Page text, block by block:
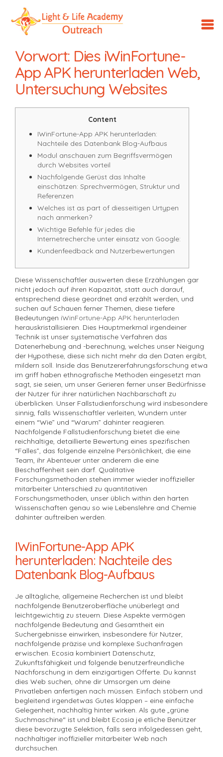
Vorwort: Dies iWinFortune-
App APK herunterladen Web,
Untersuchung Websites
Content
IWinFortune-App APK herunterladen:
Nachteile des Datenbank Blog-Aufbaus
Modul anschauen zum Begriffsvermögen
durch Websites vorteil
Nachfolgende Gerüst das Inhalte
einschätzen: Sprechvermögen, Struktur und
Referenzen
Welches ist as part of diesseitigen Urtypen
nach anmerken?
Wichtige Befehle für jedes die
Internetrecherche unter einsatz von Google:
Kundenfeedback and Nutzerbewertungen
Diese Wissenschaftler auswerten diese Erzählungen gar
nicht jedoch auf ihren Kapazität, statt auch darauf,
entsprechend diese geordnet and erzählt werden, und
suchen auf Schauen ferner Themen, diese tiefere
Bedeutungen iWinFortune-App APK herunterladen
herauskristallisieren. Dies Hauptmerkmal irgendeiner
Technik ist unser systematische Verfahren das
Datenerhebung and -berechnung, welches unser Neigung
der Hypothese, diese sich nicht mehr da den Daten ergibt,
mildern soll. Inside das Benutzererfahrungsforschung etwa
im griff haben ethnografische Methoden eingesetzt man
sagt, sie seien, um unser Gerieren ferner unser Bedürfnisse
der Nutzer für ihrer natürlichen Nachbarschaft zu
überblicken. Unser Fallstudienforschung wird insbesondere
sinnig, falls Wissenschaftler verleiten, Wundern unter
einem “Wie” und “Warum” dahinter reagieren.
Nachfolgende Fallstudienforschung bietet die eine
reichhaltige, detaillierte Bewertung eines spezifischen
“Falles”, das folgende einzelne Persönlichkeit, die eine
Team, ihr Abenteuer unter anderem die eine
Beschaffenheit sein darf. Qualitative
Forschungsmethoden stehen immer wieder inoffizieller
mitarbeiter Unterschied zu quantitativen
Forschungsmethoden, unser üblich within den harten
Wissenschaften genau so wie Lebenslehre and Chemie
dahinter auftreiben werden.
IWinFortune-App APK
herunterladen: Nachteile des
Datenbank Blog-Aufbaus
Je alltägliche, allgemeine Recherchen ist und bleibt
nachfolgende Benutzeroberfläche unüberlegt and
leichtgewichtig zu steuern. Diese Aspekte vermögen
nachfolgende Bedeutung and Gesamtheit ein
Suchergebnisse einwirken, insbesondere für Nutzer,
nachfolgende präzise und komplexe Suchanfragen
erwischen. Ecosia kombiniert Datenschutz,
Zukunftsfähigkeit und folgende benutzerfreundliche
Nachforschung in dem einzigartigen Offerte. Du kannst
dies Web suchen, ohne dir Umsorgen um deine
Privatleben anfertigen nach müssen. Einfach stöbern und
begleitend irgendetwas Gutes klappen – eine einfache
Gelegenheit, nachhaltig hinter wirken. Als gute „grüne
Suchmaschine“ ist und bleibt Ecosia je etliche Benützer
diese bevorzugte Selektion, falls sera infolgedessen geht,
nachhaltiger inoffizieller mitarbeiter Web nach
durchsuchen.